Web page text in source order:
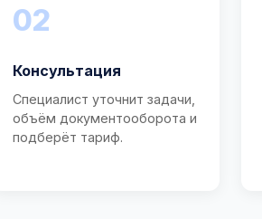
02
Консультация
Специалист уточнит задачи,
объём документооборота и
подберёт тариф.